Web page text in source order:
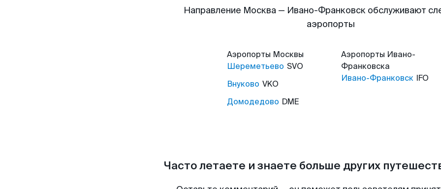
Направление Москва — Ивано-Франковск обслуживают
аэропорты
Аэропорты Москвы
Шереметьево SVO
Внуково VKO
Домодедово DME
Аэропорты Ивано-
Франковска
Ивано-Франковск IFO
Часто летаете и знаете больше других